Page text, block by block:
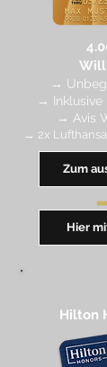
4.
→
→ Inklusive
→ Avis
→ 2x
Hier
Zum
Hilton